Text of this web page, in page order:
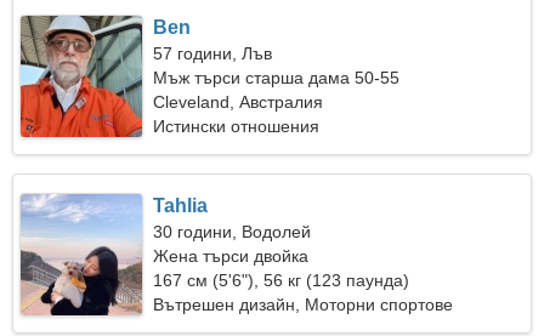
Ben
57 години, Лъв
Мъж търси старша дама 50-55
Cleveland, Австралия
Истински отношения
Tahlia
30 години, Водолей
Жена търси двойка
167 см (5'6"), 56 кг (123 паунда)
Вътрешен дизайн, Моторни спортове